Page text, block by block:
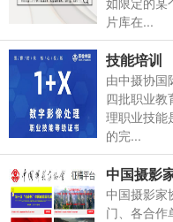
片库在...
技能培训
由中摄协国
四批职业教
理职业技能
的完...
中国摄影
中国摄影家
门、各合作